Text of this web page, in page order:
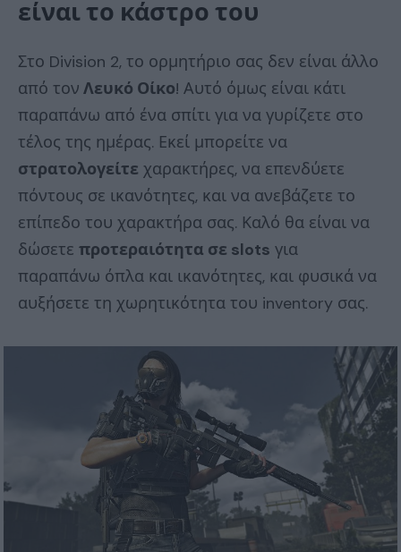
είναι το κάστρο του
Στο Division 2, το ορμητήριο σας δεν είναι άλλο
από τον Λευκό Οίκο! Αυτό όμως είναι κάτι
παραπάνω από ένα σπίτι για να γυρίζετε στο
τέλος της ημέρας. Εκεί μπορείτε να
στρατολογείτε χαρακτήρες, να επενδύετε
πόντους σε ικανότητες, και να ανεβάζετε το
επίπεδο του χαρακτήρα σας. Καλό θα είναι να
δώσετε προτεραιότητα σε slots για
παραπάνω όπλα και ικανότητες, και φυσικά να
αυξήσετε τη χωρητικότητα του inventory σας.